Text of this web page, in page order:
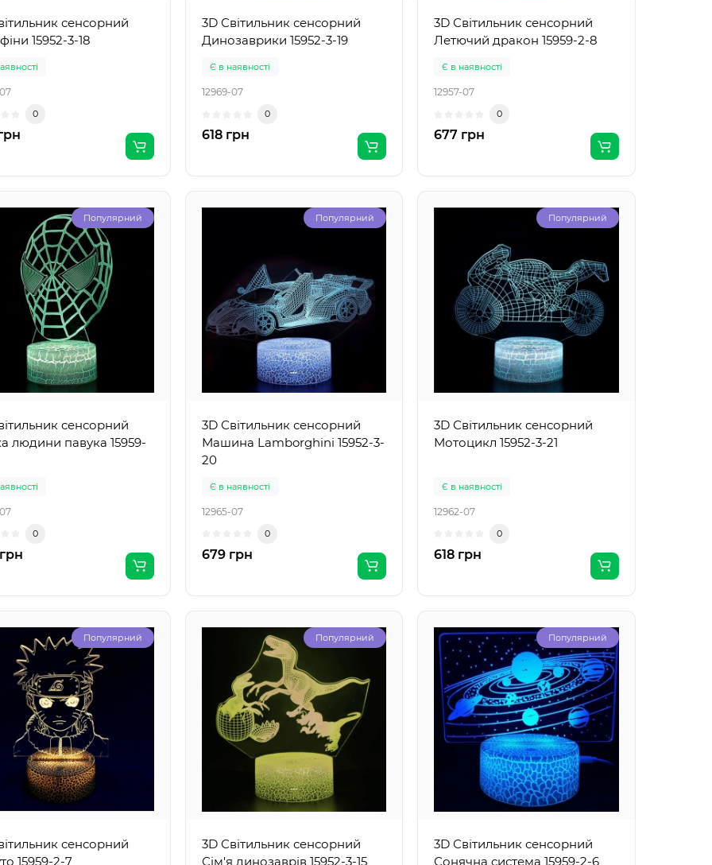
сенсорний
15952-3-18
0
3D Світильник сенсорний
Динозаврики 15952-3-19
Є в наявності
12969-07
0
618 грн
3D Світильник сенсорний
Летючий дракон 15959-2-8
Є в наявності
12957-07
0
677 грн
Популярний
сенсорний
людини павука 15959-
0
Популярний
3D Світильник сенсорний
Машина Lamborghini 15952-3-
20
Є в наявності
12965-07
0
679 грн
Популярний
3D Світильник сенсорний
Мотоцикл 15952-3-21
Є в наявності
12962-07
0
618 грн
Популярний
сенсорний
15959-2-7
Популярний
3D Світильник сенсорний
Сім'я динозаврів 15952-3-15
Популярний
3D Світильник сенсорний
Сонячна система 15959-2-6